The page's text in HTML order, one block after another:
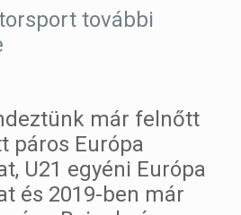
további
már felnőtt
páros Európa
U21 egyéni Európa
és 2019-ben már